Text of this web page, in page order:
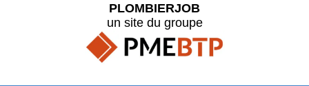
PLOMBIERJOB
un site du groupe